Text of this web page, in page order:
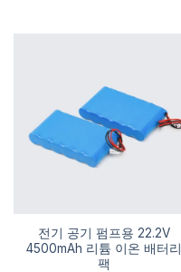
전기 공기 펌프용 22.2V
4500mAh 리튬 이온 배터리
팩